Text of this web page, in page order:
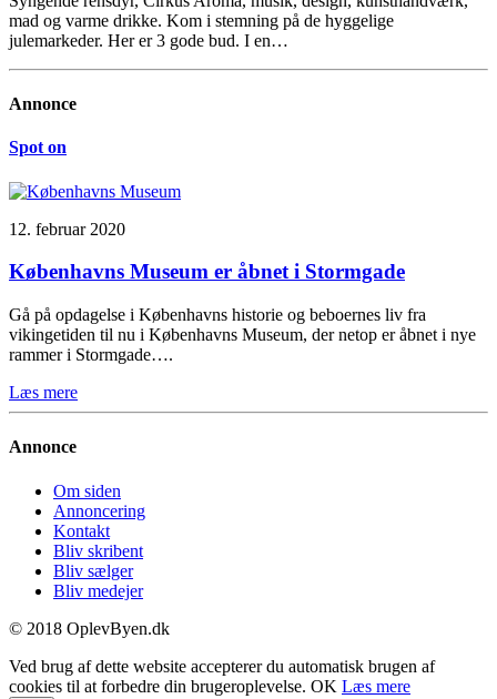
mad og varme drikke. Kom i stemning på de hyggelige
julemarkeder. Her er 3 gode bud. I en…
Annonce
Spot on
12. februar 2020
Københavns Museum er åbnet i Stormgade
Gå på opdagelse i Københavns historie og beboernes liv fra
vikingetiden til nu i Københavns Museum, der netop er åbnet i nye
rammer i Stormgade….
Læs mere
Annonce
Om siden
Annoncering
Kontakt
Bliv skribent
Bliv sælger
Bliv medejer
© 2018 OplevByen.dk
Ved brug af dette website accepterer du automatisk brugen af
cookies til at forbedre din brugeroplevelse. OK Læs mere